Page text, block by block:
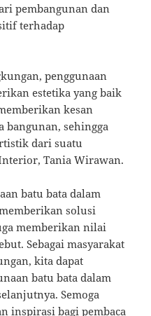
pembangunan dan
terhadap
penggunaan
estetika yang baik
kesan
bangunan, sehingga
dari suatu
Tania Wirawan.
batu bata dalam
solusi
memberikan nilai
Sebagai masyarakat
kita dapat
batu bata dalam
Semoga
inspirasi bagi pembaca